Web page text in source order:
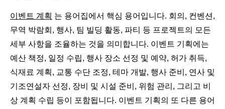
이벤트 계획 는 용어집에서 핵심 용어입니다. 회의, 컨벤션,
무역 박람회, 행사, 팀 빌딩 활동, 파티 등 프로젝트의 모든
세부 사항을 조율하는 것을 의미합니다. 이벤트 기획에는
예산 책정, 일정 수립, 행사 장소 선정 및 예약, 허가 취득,
식재료 계획, 교통 수단 조정, 테마 개발, 행사 준비, 연사 및
기조연설자 선정, 장비 및 시설 준비, 위험 관리, 그리고 비
상 계획 수립 등이 포함됩니다. 이벤트 기획의 또 다른 용어